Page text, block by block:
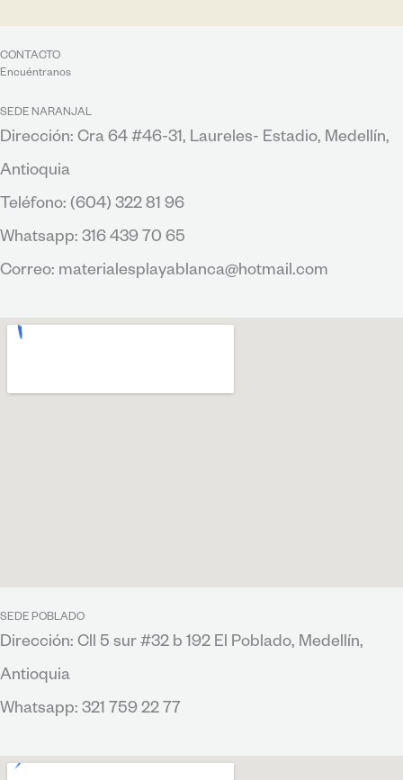
CONTACTO
Encuéntranos
SEDE NARANJAL
Dirección: Cra 64 #46-31, Laureles- Estadio, Medellín,
Antioquia
Teléfono: (604) 322 81 96
Whatsapp: 316 439 70 65
Correo: materialesplayablanca@hotmail.com
SEDE POBLADO
Dirección: Cll 5 sur #32 b 192 El Poblado, Medellín,
Antioquia
Whatsapp: 321 759 22 77